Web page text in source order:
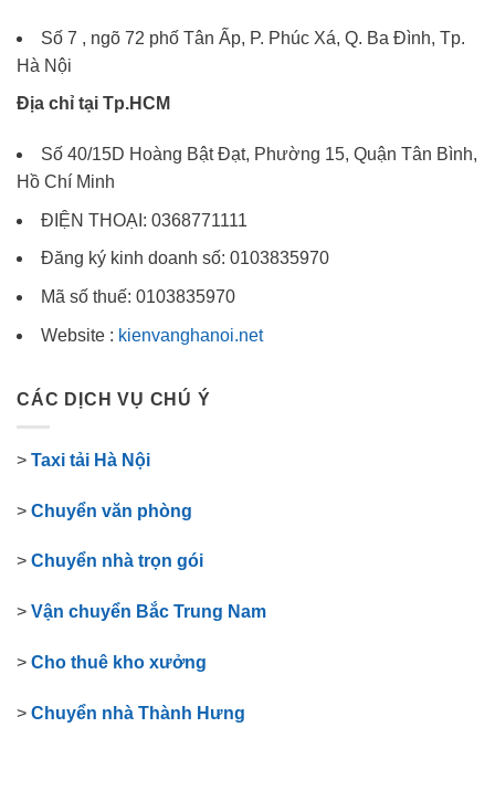
Số 7 , ngõ 72 phố Tân Ấp, P. Phúc Xá, Q. Ba Đình, Tp.
Hà Nội
Địa chỉ tại Tp.HCM
Số 40/15D Hoàng Bật Đạt, Phường 15, Quận Tân Bình,
Hồ Chí Minh
ĐIỆN THOẠI: 0368771111
Đăng ký kinh doanh số: 0103835970
Mã số thuế: 0103835970
Website : kienvanghanoi.net
CÁC DỊCH VỤ CHÚ Ý
> Taxi tải Hà Nội
> Chuyển văn phòng
> Chuyển nhà trọn gói
> Vận chuyển Bắc Trung Nam
> Cho thuê kho xưởng
> Chuyển nhà Thành Hưng